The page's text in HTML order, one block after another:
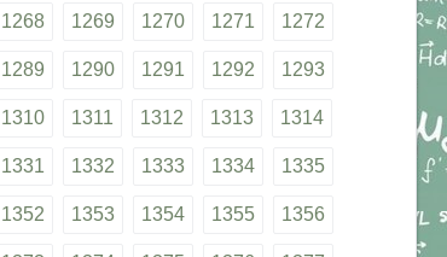
1268 1269 1270 1271 1272
1289 1290 1291 1292 1293
1310 1311 1312 1313 1314
1331 1332 1333 1334 1335
1352 1353 1354 1355 1356